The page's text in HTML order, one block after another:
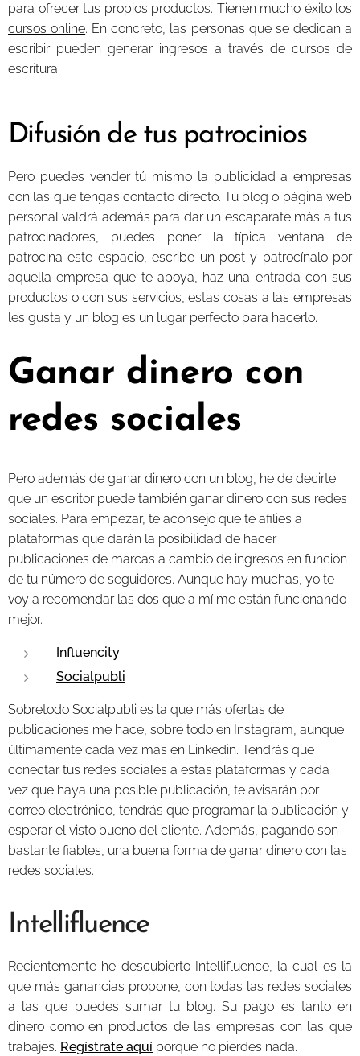
para ofrecer tus propios productos. Tienen mucho éxito los
cursos online. En concreto, las personas que se dedican a
escribir pueden generar ingresos a través de cursos de
escritura.
Difusión de tus patrocinios
Pero puedes vender tú mismo la publicidad a empresas
con las que tengas contacto directo. Tu blog o página web
personal valdrá además para dar un escaparate más a tus
patrocinadores, puedes poner la típica ventana de
patrocina este espacio, escribe un post y patrocínalo por
aquella empresa que te apoya, haz una entrada con sus
productos o con sus servicios, estas cosas a las empresas
les gusta y un blog es un lugar perfecto para hacerlo.
Ganar dinero con
redes sociales
Pero además de ganar dinero con un blog, he de decirte
que un escritor puede también ganar dinero con sus redes
sociales. Para empezar, te aconsejo que te afilies a
plataformas que darán la posibilidad de hacer
publicaciones de marcas a cambio de ingresos en función
de tu número de seguidores. Aunque hay muchas, yo te
voy a recomendar las dos que a mí me están funcionando
mejor.
Influencity
Socialpubli
Sobretodo Socialpubli es la que más ofertas de
publicaciones me hace, sobre todo en Instagram, aunque
últimamente cada vez más en Linkedin. Tendrás que
conectar tus redes sociales a estas plataformas y cada
vez que haya una posible publicación, te avisarán por
correo electrónico, tendrás que programar la publicación y
esperar el visto bueno del cliente. Además, pagando son
bastante fiables, una buena forma de ganar dinero con las
redes sociales.
Intellifluence
Recientemente he descubierto Intellifluence, la cual es la
que más ganancias propone, con todas las redes sociales
a las que puedes sumar tu blog. Su pago es tanto en
dinero como en productos de las empresas con las que
trabajes. Regístrate aquí porque no pierdes nada.